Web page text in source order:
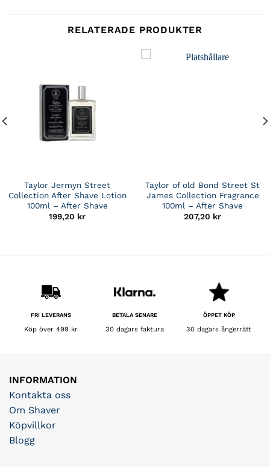
RELATERADE PRODUKTER
Taylor Jermyn Street
Collection After Shave Lotion
100ml – After Shave
199,20 kr
Taylor of old Bond Street St
James Collection Fragrance
100ml – After Shave
207,20 kr
FRI LEVERANS
Köp över 499 kr
BETALA SENARE
30 dagars faktura
ÖPPET KÖP
30 dagars ångerrätt
INFORMATION
Kontakta oss
Om Shaver
Köpvillkor
Blogg